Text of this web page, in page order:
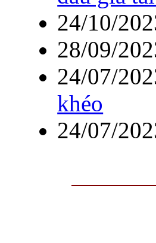
24/10/
28/09/
24/07/
khéo
24/07/